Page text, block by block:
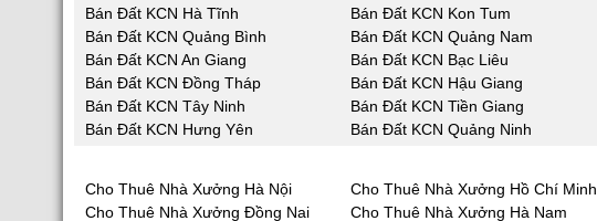
Bán Đất KCN Hà Tĩnh
Bán Đất KCN Kon Tum
Bán Đất KCN Quảng Bình
Bán Đất KCN Quảng Nam
Bán Đất KCN An Giang
Bán Đất KCN Bạc Liêu
Bán Đất KCN Đồng Tháp
Bán Đất KCN Hậu Giang
Bán Đất KCN Tây Ninh
Bán Đất KCN Tiền Giang
Bán Đất KCN Hưng Yên
Bán Đất KCN Quảng Ninh
Cho Thuê Nhà Xưởng Hà Nội Cho Thuê Nhà Xưởng Hồ Chí Minh
Cho Thuê Nhà Xưởng Đồng Nai
Cho Thuê Nhà Xưởng Hà Nam